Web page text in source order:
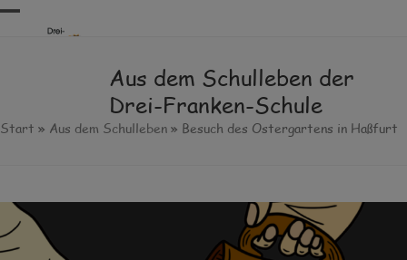
Skip
Open
Close
Aus dem Schulleben der
Drei-Franken-Schule
Start » Aus dem Schulleben » Besuch des Ostergartens in Haßfurt